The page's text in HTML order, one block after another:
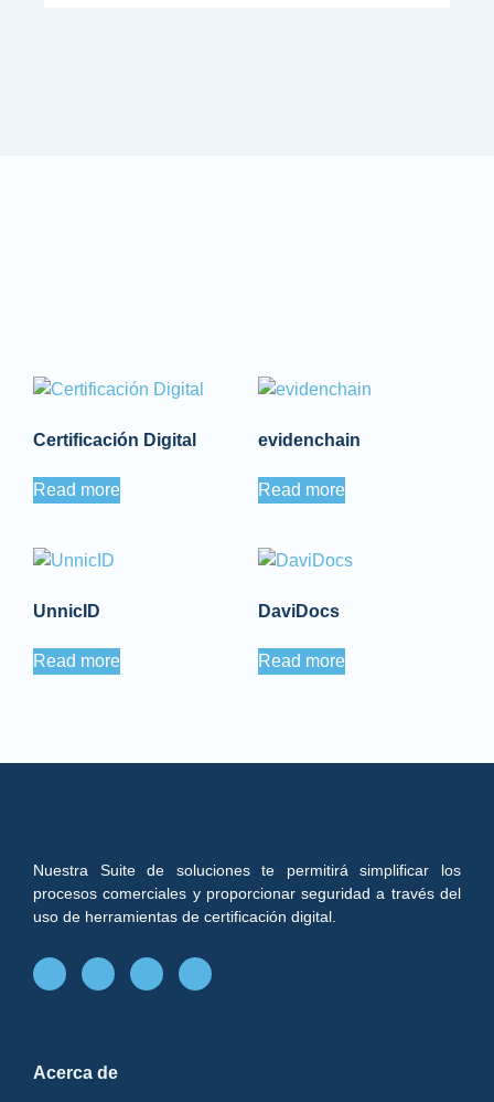
Certificación Digital
Read more
evidenchain
Read more
UnnicID
Read more
DaviDocs
Read more
Nuestra Suite de soluciones te permitirá simplificar los
procesos comerciales y proporcionar seguridad a través del
uso de herramientas de certificación digital.
Acerca de